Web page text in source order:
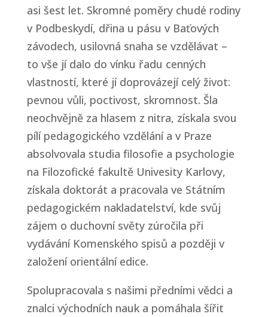
asi šest let. Skromné poměry chudé rodiny
v Podbeskydí, dřina u pásu v Baťových
závodech, usilovná snaha se vzdělávat –
to vše jí dalo do vínku řadu cenných
vlastností, které jí doprovázejí celý život:
pevnou vůli, poctivost, skromnost. Šla
neochvějně za hlasem z nitra, získala svou
pílí pedagogického vzdělání a v Praze
absolvovala studia filosofie a psychologie
na Filozofické fakultě Univesity Karlovy,
získala doktorát a pracovala ve Státním
pedagogickém nakladatelství, kde svůj
zájem o duchovní světy zúročila při
vydávání Komenského spisů a později v
založení orientální edice.
Spolupracovala s našimi předními vědci a
znalci východních nauk a pomáhala šířit